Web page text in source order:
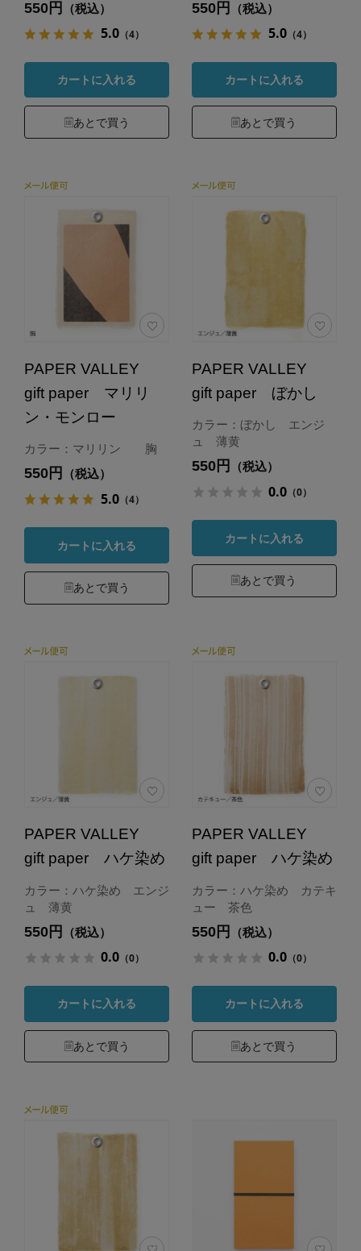
550円 （税込）
5.0（4）
カートに入れる
あとで買う
550円 （税込）
5.0（4）
カートに入れる
あとで買う
PAPER VALLEY
gift paper マリリ
ン・モンロー
カラー：マリリン 胸
550円 （税込）
5.0（4）
カートに入れる
あとで買う
PAPER VALLEY
gift paper ぼかし
カラー：ぼかし エンジ
ュ 薄黄
550円 （税込）
0.0（0）
カートに入れる
あとで買う
PAPER VALLEY
gift paper ハケ染め
カラー：ハケ染め エンジ
ュ 薄黄
550円 （税込）
0.0（0）
カートに入れる
あとで買う
PAPER VALLEY
gift paper ハケ染め
カラー：ハケ染め カテキ
ュー 茶色
550円 （税込）
0.0（0）
カートに入れる
あとで買う